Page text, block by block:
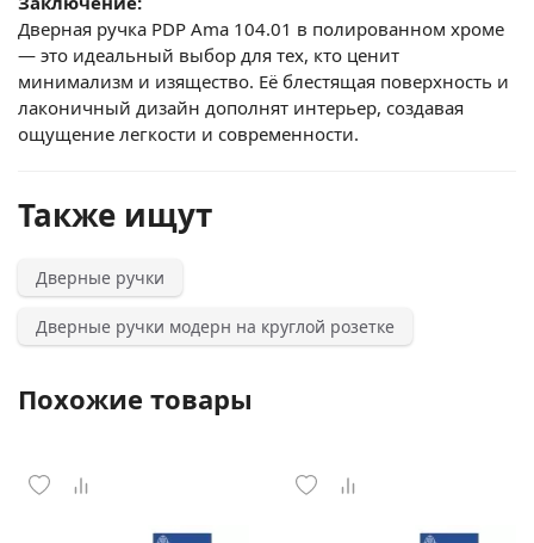
Дверная ручка PDP Ama 104.01 в полированном хроме
— это идеальный выбор для тех, кто ценит
минимализм и изящество. Её блестящая поверхность и
лаконичный дизайн дополнят интерьер, создавая
ощущение легкости и современности.
Также ищут
Дверные ручки
Дверные ручки модерн на круглой розетке
Похожие товары